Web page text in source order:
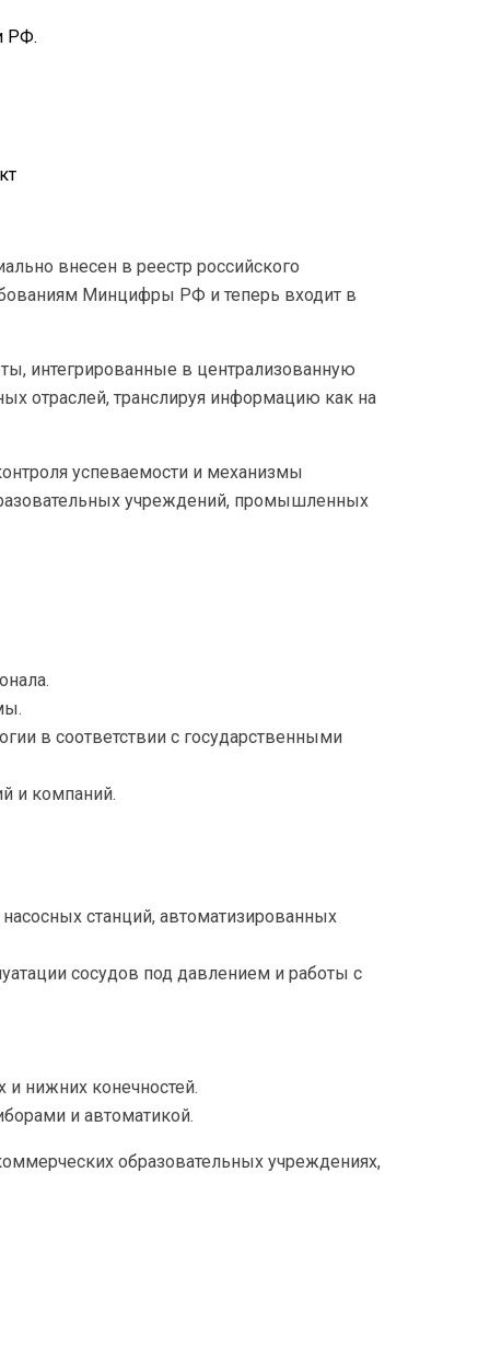
РФ.
внесен в реестр российского
Минцифры РФ и теперь входит в
интегрированные в централизованную
отраслей, транслируя информацию как на
успеваемости и механизмы
учреждений, промышленных
в соответствии с государственными
и компаний.
станций, автоматизированных
сосудов под давлением и работы с
нижних конечностей.
и автоматикой.
образовательных учреждениях,